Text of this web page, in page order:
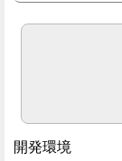
開発環境